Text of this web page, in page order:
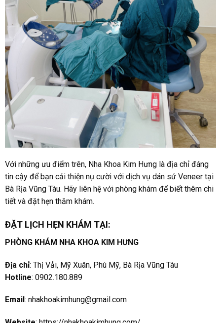
Với những ưu điểm trên, Nha Khoa Kim Hưng là địa chỉ đáng
tin cậy để bạn cải thiện nụ cười với dịch vụ dán sứ Veneer tại
Bà Rịa Vũng Tàu. Hãy liên hệ với phòng khám để biết thêm chi
tiết và đặt hẹn thăm khám.
ĐẶT LỊCH HẸN KHÁM TẠI:
PHÒNG KHÁM NHA KHOA KIM HƯNG
Địa chỉ: Thị Vải, Mỹ Xuân, Phú Mỹ, Bà Rịa Vũng Tàu
Hotline: 0902.180.889
Email : nhakhoakimhung@gmail.com